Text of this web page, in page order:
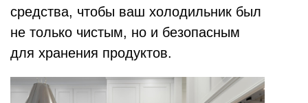
средства, чтобы ваш холодильник был
не только чистым, но и безопасным
для хранения продуктов.